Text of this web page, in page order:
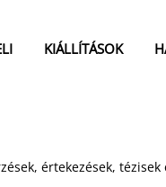
KIÁLLÍTÁSOK
értekezések,